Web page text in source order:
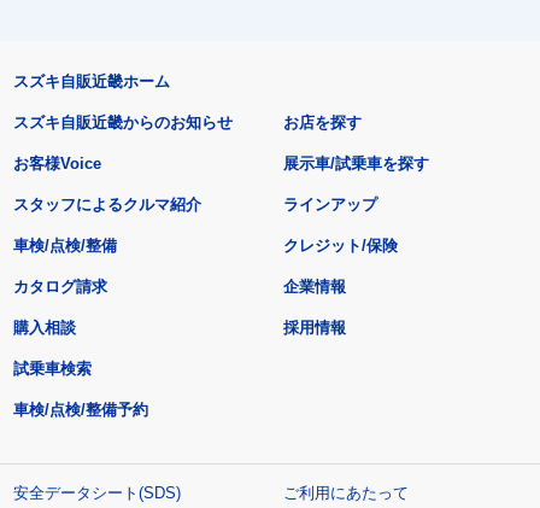
スズキ自販近畿ホーム
スズキ自販近畿からのお知らせ
お客様Voice
スタッフによるクルマ紹介
お店を探す
展示車/試乗車を探す
ラインアップ
車検/点検/整備 クレジット/保険
カタログ請求
購入相談
試乗車検索
車検/点検/整備予約
企業情報
採用情報
安全データシート(SDS)
ご利用にあたって